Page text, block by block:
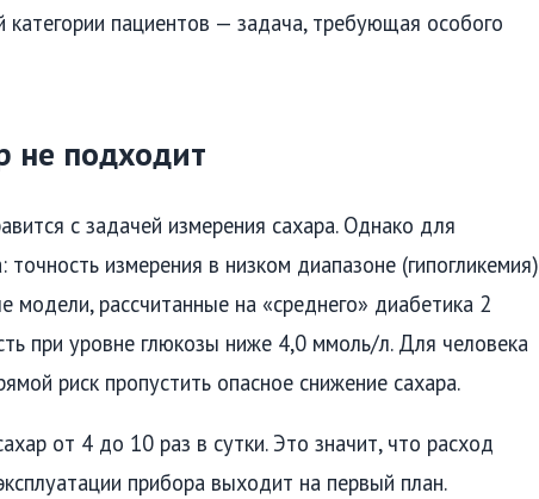
пациентов — задача, требующая особого
не подходит
с задачей измерения сахара. Однако для
измерения в низком диапазоне (гипогликемия)
модели, рассчитанные на «среднего» диабетика 2
при уровне глюкозы ниже 4,0 ммоль/л. Для человека
риск пропустить опасное снижение сахара.
от 4 до 10 раз в сутки. Это значит, что расход
прибора выходит на первый план.